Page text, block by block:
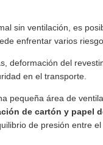
sin ventilación, es
enfrentar varios
deformación del
en el transporte.
pequeña área de
de cartón y papel
de presión entre